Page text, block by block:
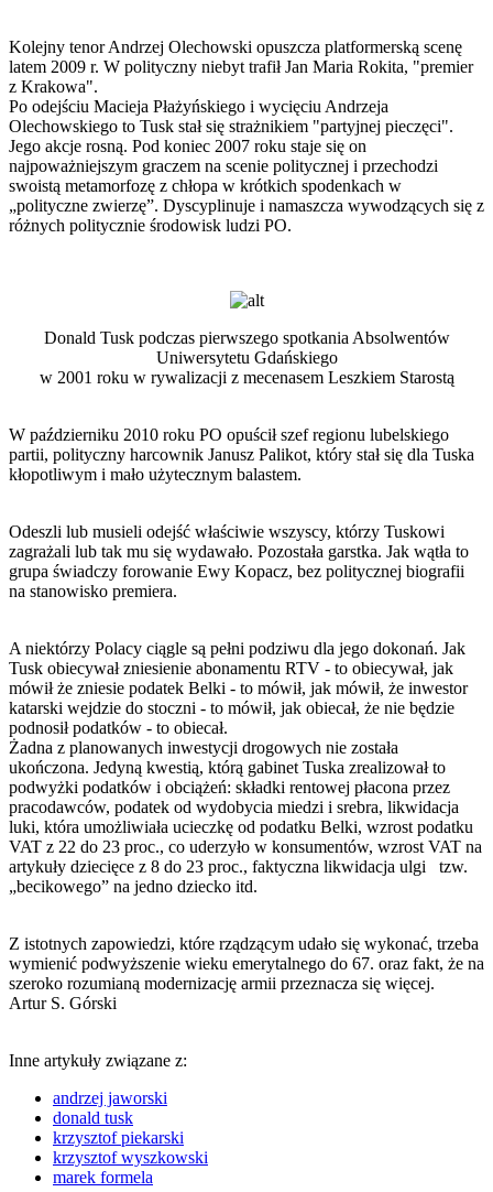
Kolejny tenor Andrzej Olechowski opuszcza platformerską scenę
latem 2009 r. W polityczny niebyt trafił Jan Maria Rokita, "premier
z Krakowa".
Po odejściu Macieja Płażyńskiego i wycięciu Andrzeja
Olechowskiego to Tusk stał się strażnikiem "partyjnej pieczęci".
Jego akcje rosną. Pod koniec 2007 roku staje się on
najpoważniejszym graczem na scenie politycznej i przechodzi
swoistą metamorfozę z chłopa w krótkich spodenkach w
„polityczne zwierzę”. Dyscyplinuje i namaszcza wywodzących się z
różnych politycznie środowisk ludzi PO.
Donald Tusk podczas pierwszego spotkania Absolwentów
Uniwersytetu Gdańskiego
w 2001 roku w rywalizacji z mecenasem Leszkiem Starostą
W październiku 2010 roku PO opuścił szef regionu lubelskiego
partii, polityczny harcownik Janusz Palikot, który stał się dla Tuska
kłopotliwym i mało użytecznym balastem.
Odeszli lub musieli odejść właściwie wszyscy, którzy Tuskowi
zagrażali lub tak mu się wydawało. Pozostała garstka. Jak wątła to
grupa świadczy forowanie Ewy Kopacz, bez politycznej biografii
na stanowisko premiera.
A niektórzy Polacy ciągle są pełni podziwu dla jego dokonań. Jak
Tusk obiecywał zniesienie abonamentu RTV - to obiecywał, jak
mówił że zniesie podatek Belki - to mówił, jak mówił, że inwestor
katarski wejdzie do stoczni - to mówił, jak obiecał, że nie będzie
podnosił podatków - to obiecał.
Żadna z planowanych inwestycji drogowych nie została
ukończona. Jedyną kwestią, którą gabinet Tuska zrealizował to
podwyżki podatków i obciążeń: składki rentowej płacona przez
pracodawców, podatek od wydobycia miedzi i srebra, likwidacja
luki, która umożliwiała ucieczkę od podatku Belki, wzrost podatku
VAT z 22 do 23 proc., co uderzyło w konsumentów, wzrost VAT na
artykuły dziecięce z 8 do 23 proc., faktyczna likwidacja ulgi tzw.
„becikowego” na jedno dziecko itd.
Z istotnych zapowiedzi, które rządzącym udało się wykonać, trzeba
wymienić podwyższenie wieku emerytalnego do 67. oraz fakt, że na
szeroko rozumianą modernizację armii przeznacza się więcej.
Artur S. Górski
Inne artykuły związane z:
andrzej jaworski
donald tusk
krzysztof piekarski
krzysztof wyszkowski
marek formela